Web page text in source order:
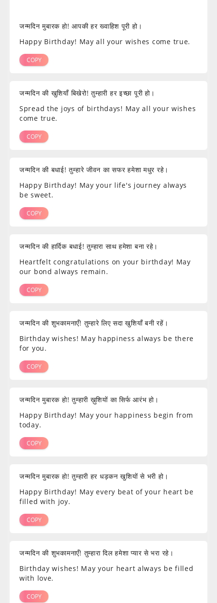
जन्मदिन मुबारक हो! आपकी हर ख्वाहिश पूरी हो।
Happy Birthday! May all your wishes come true.
COPY
जन्मदिन की खुशियाँ बिखेरो! तुम्हारी हर इच्छा पूरी हो।
Spread the joys of birthdays! May all your wishes
come true.
COPY
जन्मदिन की बधाई! तुम्हारे जीवन का सफर हमेशा मधुर रहे।
Happy Birthday! May your life's journey always
be sweet.
COPY
जन्मदिन की हार्दिक बधाई! तुम्हारा साथ हमेशा बना रहे।
Heartfelt congratulations on your birthday! May
our bond always remain.
COPY
जन्मदिन की शुभकामनाएँ! तुम्हारे लिए सदा खुशियाँ बनी रहें।
Birthday wishes! May happiness always be there
for you.
COPY
जन्मदिन मुबारक हो! तुम्हारी ख़ुशियों का सिर्फ आरंभ हो।
Happy Birthday! May your happiness begin from
today.
COPY
जन्मदिन मुबारक हो! तुम्हारी हर धड़कन खुशियों से भरी हो।
Happy Birthday! May every beat of your heart be
filled with joy.
COPY
जन्मदिन की शुभकामनाएँ! तुम्हारा दिल हमेशा प्यार से भरा रहे।
Birthday wishes! May your heart always be filled
with love.
COPY